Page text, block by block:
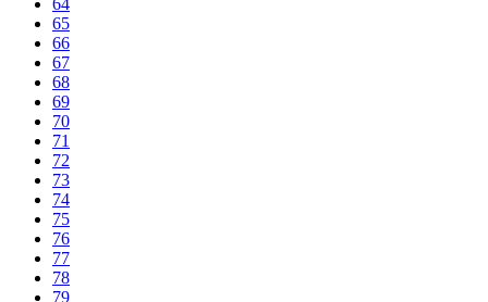
65
66
67
68
69
70
71
72
73
74
75
76
77
78
79